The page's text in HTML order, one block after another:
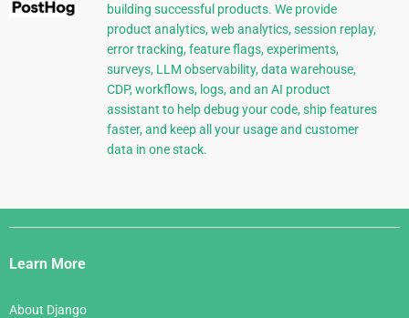
building successful products. We provide
product analytics, web analytics, session replay,
error tracking, feature flags, experiments,
surveys, LLM observability, data warehouse,
CDP, workflows, logs, and an AI product
assistant to help debug your code, ship features
faster, and keep all your usage and customer
data in one stack.
Django
Links
Learn More
About Django